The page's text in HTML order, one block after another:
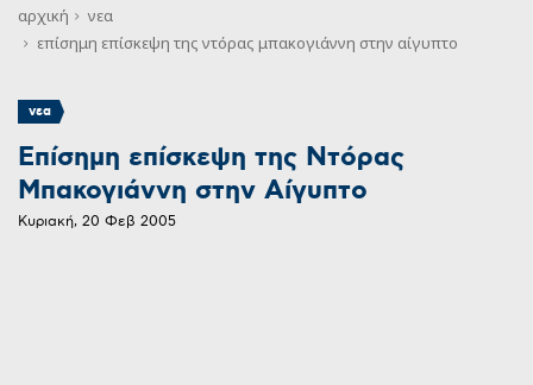
αρχική
νεα
επίσημη επίσκεψη της ντόρας μπακογιάννη στην αίγυπτο
νεα
Επίσημη επίσκεψη της Ντόρας
Μπακογιάννη στην Αίγυπτο
Κυριακή, 20 Φεβ 2005